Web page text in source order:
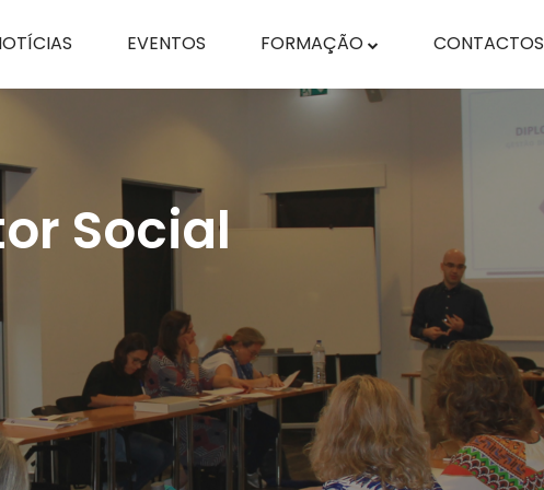
EVENTOS FORMAÇÃO CONTACTOS
Social